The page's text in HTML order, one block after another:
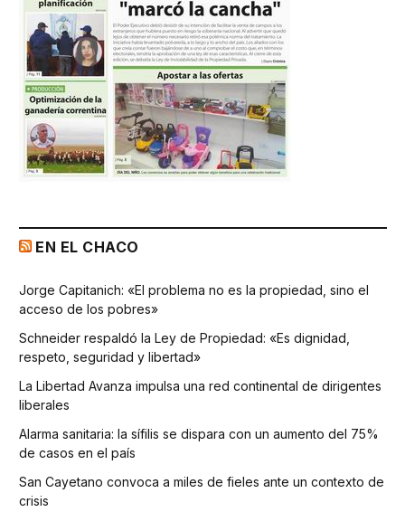
EN EL CHACO
Jorge Capitanich: «El problema no es la propiedad, sino el
acceso de los pobres»
Schneider respaldó la Ley de Propiedad: «Es dignidad,
respeto, seguridad y libertad»
La Libertad Avanza impulsa una red continental de dirigentes
liberales
Alarma sanitaria: la sífilis se dispara con un aumento del 75%
de casos en el país
San Cayetano convoca a miles de fieles ante un contexto de
crisis